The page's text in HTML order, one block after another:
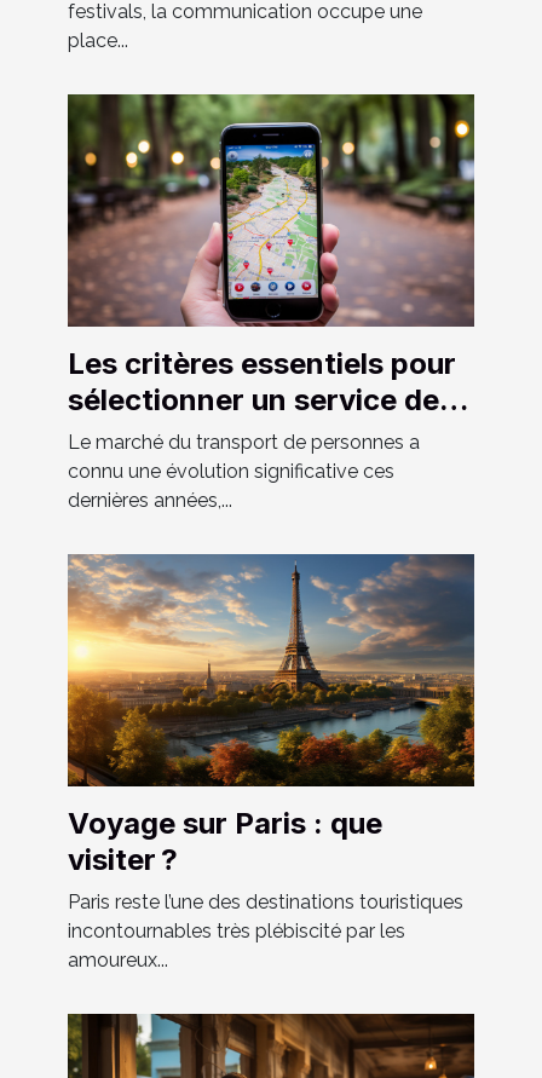
festivals, la communication occupe une
place...
Les critères essentiels pour
sélectionner un service de
VTC fiable et confortable
Le marché du transport de personnes a
connu une évolution significative ces
dernières années,...
Voyage sur Paris : que
visiter ?
Paris reste l’une des destinations touristiques
incontournables très plébiscité par les
amoureux...